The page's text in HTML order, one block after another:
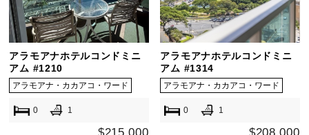
アラモアナホテルコンドミニ
アム #1210
アラモアナ・カカアコ・ワード
0 1
アラモアナホテルコンドミニ
アム #1314
アラモアナ・カカアコ・ワード
0 1